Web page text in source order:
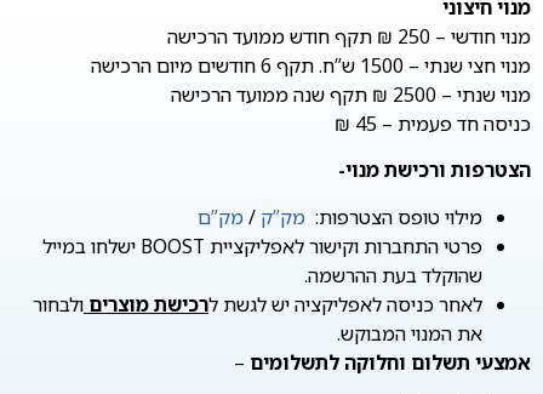
מנוי חיצוני
מנוי חודשי – 250 ₪ תקף חודש ממועד הרכישה
מנוי חצי שנתי – 1500 ש”ח. תקף 6 חודשים מיום הרכישה
מנוי שנתי – 2500 ₪ תקף שנה ממועד הרכישה
כניסה חד פעמית – 45 ₪
הצטרפות ורכישת מנוי-
מילוי טופס הצטרפות: מק”ק /מק”ם
פרטי התחברות וקישור לאפליקציית BOOST ישלחו במייל
שהוקלד בעת ההרשמה.
לאחר כניסה לאפליקציה יש לגשת לרכישת מוצרים ולבחור
את המנוי המבוקש.
אמצעי תשלום וחלוקה לתשלומים –